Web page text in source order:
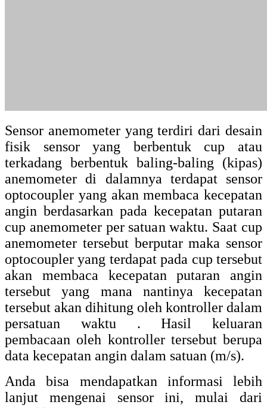
lanjut mengenai sensor ini, mulai dari
spesifikasinya sampai cara
menggunakannya dengan kontroller seperti
arduino di situs ini.
2. Sensor Kecepatan Udara PixHawk Px4
Diferensial Pitot Tube
Sensor Kecepatan Udara PixHawk Px4
Diferensial Pitot Tube (New Differential
Airspeed Meter/Sensor Head Pitot Tube for
Pixhawk Px4 Flight Controller) adalah
sensor yang dapat mengukur kecepatan
udara. Sensor ini tergolong mahal harganya
karena sensor ini biasanya digunakan pada
pengendali penerbangan. Berikut adalah
spesifikasi dari sensor ini: